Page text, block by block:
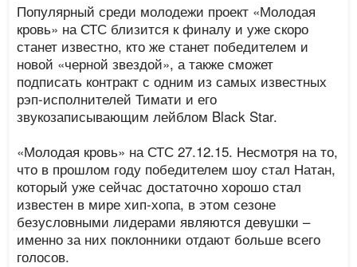
Популярный среди молодежи проект «Молодая
кровь» на СТС близится к финалу и уже скоро
станет известно, кто же станет победителем и
новой «черной звездой», а также сможет
подписать контракт с одним из самых известных
рэп-исполнителей Тимати и его
звукозаписывающим лейблом Black Star.
«Молодая кровь» на СТС 27.12.15. Несмотря на то,
что в прошлом году победителем шоу стал Натан,
который уже сейчас достаточно хорошо стал
известен в мире хип-хопа, в этом сезоне
безусловными лидерами являются девушки –
именно за них поклонники отдают больше всего
голосов.